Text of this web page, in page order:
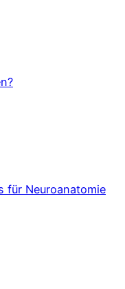
für Neuroanatomie